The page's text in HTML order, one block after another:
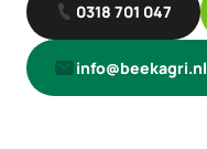
0318 701 047
info@beekagri.nl